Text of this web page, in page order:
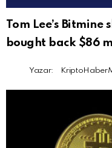
Tom Lee’s
bought back $86
Yazar: